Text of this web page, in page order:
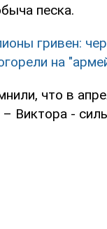
песка.
гривен:
на
что в
– Виктора -